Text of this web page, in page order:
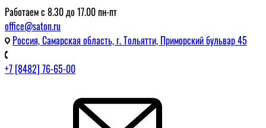
Работаем с 8.30 до 17.00 пн-пт
office@saton.ru
Россия, Самарская область, г. Тольятти, Приморский бульвар 45
+7 [8482] 76-65-00